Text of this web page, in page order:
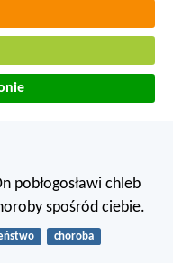
pobłogosławi chleb
spośród ciebie.
choroba